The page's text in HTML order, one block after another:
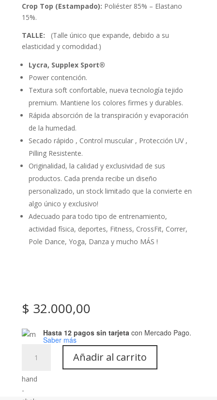
Crop Top (Estampado): Poliéster 85% – Elastano
15%.
TALLE:
(Talle único que expande, debido a su
elasticidad y comodidad.)
Lycra, Supplex Sport®
Power contención.
Textura soft confortable, nueva tecnología tejido
premium. Mantiene los colores firmes y durables.
Rápida absorción de la transpiración y evaporación
de la humedad.
Secado rápido , Control muscular , Protección UV ,
Pilling Resistente.
Originalidad, la calidad y exclusividad de sus
productos. Cada prenda recibe un diseño
personalizado, un stock limitado que la convierte en
algo único y exclusivo!
Adecuado para todo tipo de entrenamiento,
actividad física, deportes, Fitness, CrossFit, Correr,
Pole Dance, Yoga, Danza y mucho MÁS !
$ 32.000,00
Hasta 12 pagos sin tarjeta con Mercado Pago.
Saber más
M06
cantidad
Añadir al carrito